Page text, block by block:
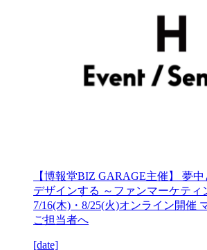
【博報堂BIZ GARAGE主催】 夢
デザインする ～ファンマーケティ
7/16(木)・8/25(火)オンライン開催
ご担当者へ
[date]